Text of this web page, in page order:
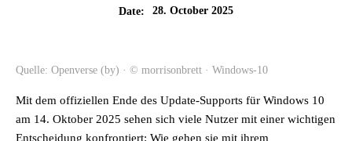
Date:
28. October 2025
Quelle: Openverse (by) · © morrisonbrett · Windows-10
Mit dem offiziellen Ende des Update-Supports für Windows 10
am 14. Oktober 2025 sehen sich viele Nutzer mit einer wichtigen
Entscheidung konfrontiert: Wie gehen sie mit ihrem